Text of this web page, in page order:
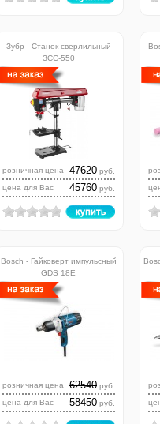
Зубр - Станок сверлильный
ЗСС-550
розничная цена 47620 руб.
цена для Вас
45760 руб.
Bosch - Гайковерт импульсный
GDS 18E
розничная цена 62540 руб.
цена для Вас
58450 руб.